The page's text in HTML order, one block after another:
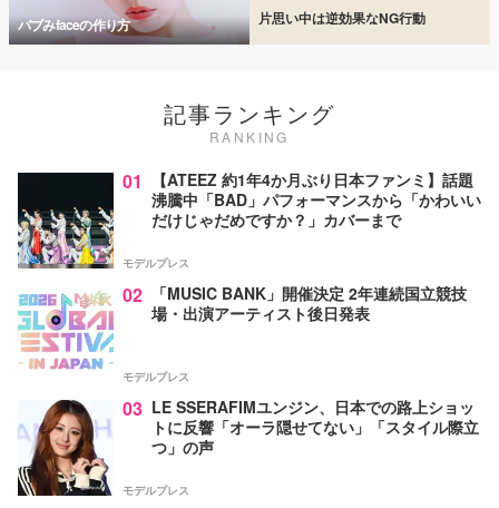
バブみfaceの作り方 片思い中は逆効果なNG行動
記事ランキング
RANKING
01
【ATEEZ 約1年4か月ぶり日本ファンミ】話題
沸騰中「BAD」パフォーマンスから「かわいい
だけじゃだめですか？」カバーまで
モデルプレス
02
「MUSIC BANK」開催決定 2年連続国立競技
場・出演アーティスト後日発表
モデルプレス
03 LE SSERAFIMユンジン、日本での路上ショッ
トに反響「オーラ隠せてない」「スタイル際立
つ」の声
モデルプレス